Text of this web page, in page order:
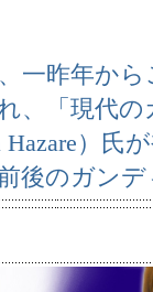
一昨年か
、「現代
Hazare）氏
後のガン